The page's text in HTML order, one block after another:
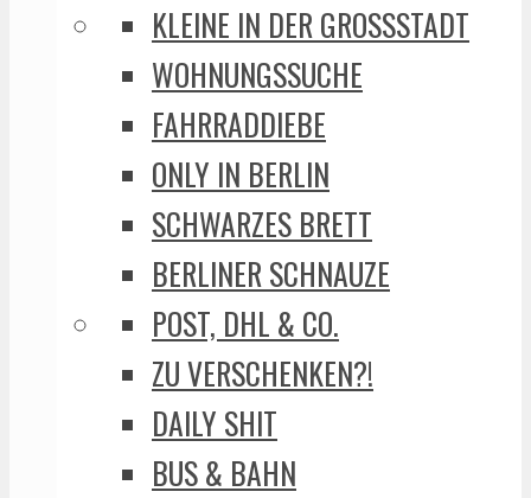
KLEINE IN DER GROSSSTADT
WOHNUNGSSUCHE
FAHRRADDIEBE
ONLY IN BERLIN
SCHWARZES BRETT
BERLINER SCHNAUZE
POST, DHL & CO.
ZU VERSCHENKEN?!
DAILY SHIT
BUS & BAHN